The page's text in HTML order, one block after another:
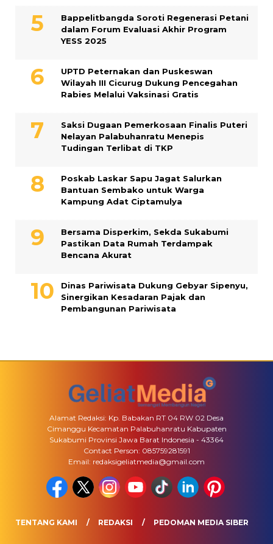
Bappelitbangda Soroti Regenerasi Petani
dalam Forum Evaluasi Akhir Program
YESS 2025
UPTD Peternakan dan Puskeswan
Wilayah III Cicurug Dukung Pencegahan
Rabies Melalui Vaksinasi Gratis
Saksi Dugaan Pemerkosaan Finalis Puteri
Nelayan Palabuhanratu Menepis
Tudingan Terlibat di TKP
Poskab Laskar Sapu Jagat Salurkan
Bantuan Sembako untuk Warga
Kampung Adat Ciptamulya
Bersama Disperkim, Sekda Sukabumi
Pastikan Data Rumah Terdampak
Bencana Akurat
Dinas Pariwisata Dukung Gebyar Sipenyu,
Sinergikan Kesadaran Pajak dan
Pembangunan Pariwisata
Alamat Redaksi: Kp. Babakan RT 04 RW 02 Desa
Cimanggu Kecamatan Palabuhanratu Kabupaten
Sukabumi Provinsi Jawa Barat Indonesia - 43364
Contact Person: 085759281591
Email: redaksigeliatmedia@gmail.com
TENTANG KAMI REDAKSI PEDOMAN MEDIA SIBER